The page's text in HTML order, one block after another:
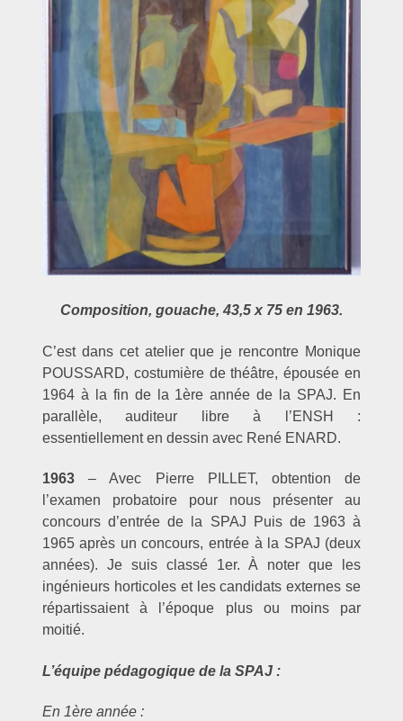
Composition, gouache, 43,5 x 75 en 1963.
C’est dans cet atelier que je rencontre Monique
POUSSARD, costumière de théâtre, épousée en
1964 à la fin de la 1ère année de la SPAJ. En
parallèle, auditeur libre à l’ENSH :
essentiellement en dessin avec René ENARD.
1963– Avec Pierre PILLET, obtention de
l’examen probatoire pour nous présenter au
concours d’entrée de la SPAJ Puis de 1963 à
1965 après un concours, entrée à la SPAJ (deux
années). Je suis classé 1er. À noter que les
ingénieurs horticoles et les candidats externes se
répartissaient à l’époque plus ou moins par
moitié.
L’équipe pédagogique de la SPAJ :
En 1ère année :